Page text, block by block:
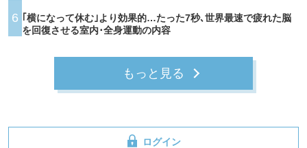
6
｢横になって休む｣より効果的…たった7秒､世界最速で疲れた脳
を回復させる室内･全身運動の内容
もっと見る
ログイン